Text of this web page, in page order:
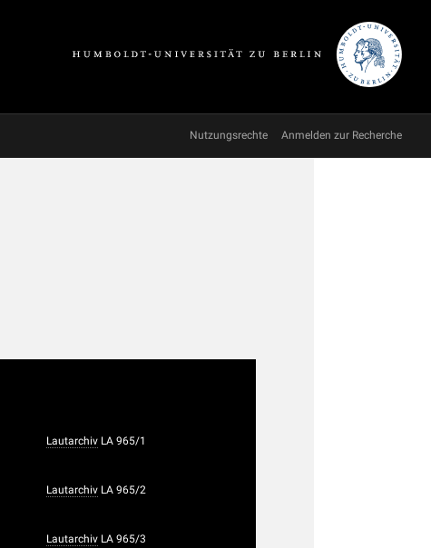
Nutzungsrechte Anmelden zur Recherche
Lautarchiv LA 965/1
Lautarchiv LA 965/2
Lautarchiv LA 965/3